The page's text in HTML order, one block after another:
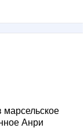
Анри